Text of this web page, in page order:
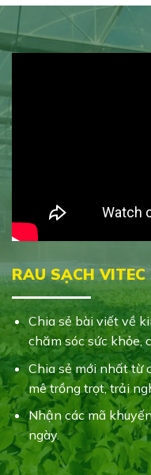
RAU SẠCH VITEC
Chia sẻ bài viết về
chăm sóc sức khỏe,
Chia sẻ mới nhất từ
mê trồng trọt, trải
Nhận các mã
ngày.